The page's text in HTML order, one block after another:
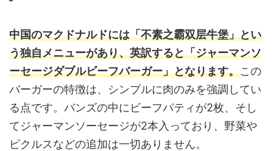
中国のマクドナルドには「不素之霸双层牛堡」とい
う独自メニューがあり、英訳すると「ジャーマンソ
ーセージダブルビーフバーガー」となります。この
バーガーの特徴は、シンプルに肉のみを強調してい
る点です。バンズの中にビーフパティが2枚、そし
てジャーマンソーセージが2本入っており、野菜や
ピクルスなどの追加は一切ありません。